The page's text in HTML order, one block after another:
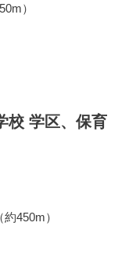
）
校 学区、保育
450m）